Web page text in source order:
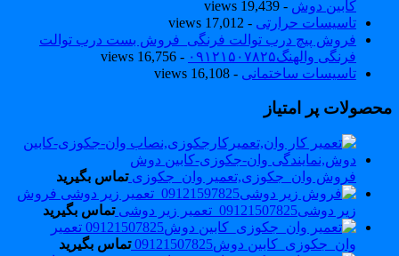
کابین دوش- 19,439 views
تاسیسات حرارتی- 17,012 views
فروش پیچ درب توالت فرنگی_فروش بست درب توالت
فرنگی والهنگ۰۹۱۲۱۵۰۷۸۲۵
- 16,756 views
تاسیسات ساختمانی- 16,108 views
پر امتیاز
فروش وان_جکوزی,تعمیر وان_جکوزی تماس بگیرید
فروش
زیر دوشی09121507825_تعمیر زیر دوشی
تماس بگیرید
تعمیر
وان_جکوزی_کابین دوش09121507825
تماس بگیرید